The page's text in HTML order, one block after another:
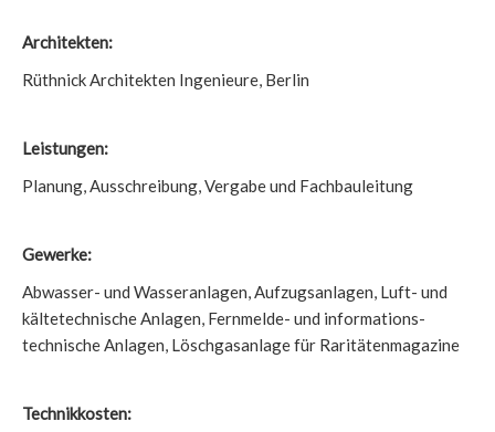
Architekten:
Rüthnick Architekten Ingenieure, Berlin
Leistungen:
Planung, Ausschreibung, Vergabe und Fachbauleitung
Gewerke:
Abwasser- und Wasseranlagen, Aufzugsanlagen, Luft- und
kältetechnische Anlagen, Fernmelde- und informations-
technische Anlagen, Löschgasanlage für Raritätenmagazine
Technikkosten: